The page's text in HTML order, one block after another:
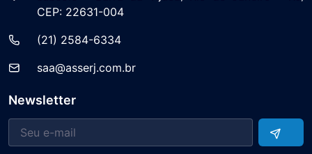
CEP: 22631-004
(21) 2584-6334
saa@asserj.com.br
Newsletter